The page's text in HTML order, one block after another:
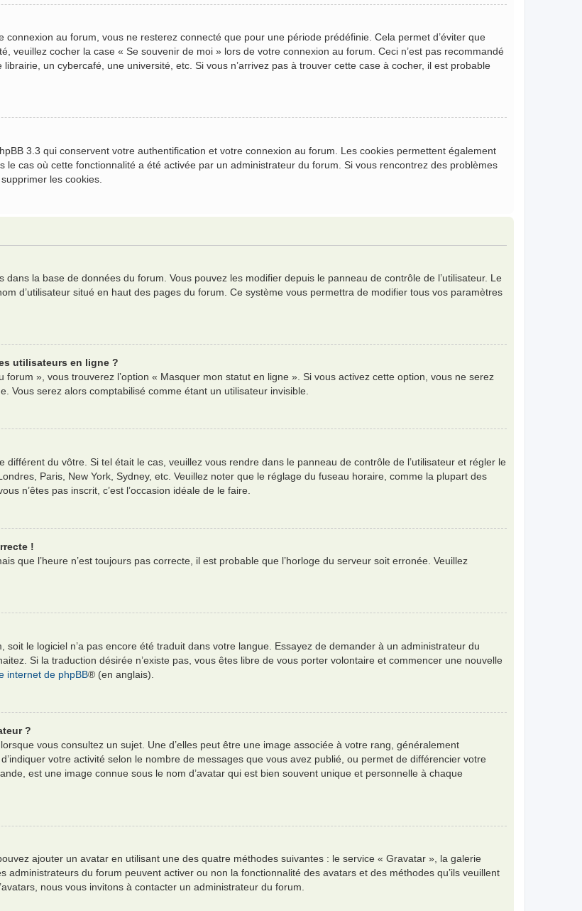
au forum, vous ne resterez connecté que pour une période prédéfinie. Cela permet d’éviter que
veuillez cocher la case « Se souvenir de moi » lors de votre connexion au forum. Ceci n’est pas recommandé
un cybercafé, une université, etc. Si vous n’arrivez pas à trouver cette case à cocher, il est probable
3.3 qui conservent votre authentification et votre connexion au forum. Les cookies permettent également
le cas où cette fonctionnalité a été activée par un administrateur du forum. Si vous rencontrez des problèmes
les cookies.
la base de données du forum. Vous pouvez les modifier depuis le panneau de contrôle de l’utilisateur. Le
d’utilisateur situé en haut des pages du forum. Ce système vous permettra de modifier tous vos paramètres
utilisateurs en ligne ?
», vous trouverez l’option « Masquer mon statut en ligne ». Si vous activez cette option, vous ne serez
Vous serez alors comptabilisé comme étant un utilisateur invisible.
du vôtre. Si tel était le cas, veuillez vous rendre dans le panneau de contrôle de l’utilisateur et régler le
Paris, New York, Sydney, etc. Veuillez noter que le réglage du fuseau horaire, comme la plupart des
n’êtes pas inscrit, c’est l’occasion idéale de le faire.
!
que l’heure n’est toujours pas correcte, il est probable que l’horloge du serveur soit erronée. Veuillez
le logiciel n’a pas encore été traduit dans votre langue. Essayez de demander à un administrateur du
Si la traduction désirée n’existe pas, vous êtes libre de vous porter volontaire et commencer une nouvelle
internet de phpBB® (en anglais).
?
vous consultez un sujet. Une d’elles peut être une image associée à votre rang, généralement
votre activité selon le nombre de messages que vous avez publié, ou permet de différencier votre
est une image connue sous le nom d’avatar qui est bien souvent unique et personnelle à chaque
ajouter un avatar en utilisant une des quatre méthodes suivantes : le service « Gravatar », la galerie
administrateurs du forum peuvent activer ou non la fonctionnalité des avatars et des méthodes qu’ils veuillent
nous vous invitons à contacter un administrateur du forum.